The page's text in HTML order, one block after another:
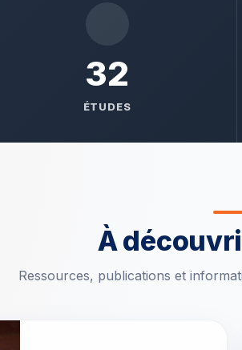
32
ÉTUDES
À
Ressources, publications et